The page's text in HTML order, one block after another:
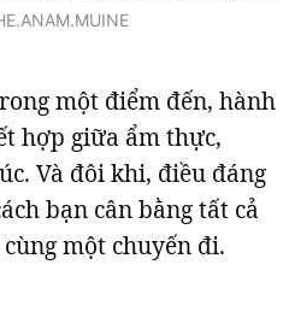
một điểm đến, hành
hợp giữa ẩm thực,
Và đôi khi, điều đáng
bạn cân bằng tất cả
một chuyến đi.